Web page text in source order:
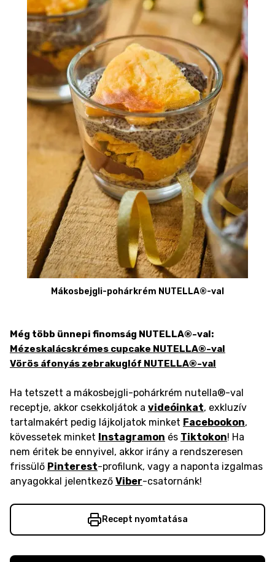
Mákosbejgli-pohárkrém NUTELLA®-val
Még több ünnepi finomság NUTELLA®-val:
Mézeskalácskrémes cupcake NUTELLA®-val
Vörös áfonyás zebrakuglóf NUTELLA®-val
Ha tetszett a mákosbejgli-pohárkrém nutella®-val
receptje, akkor csekkoljátok a videóinkat, exkluzív
tartalmakért pedig lájkoljatok minket Facebookon,
kövessetek minket Instagramon és Tiktokon! Ha
nem éritek be ennyivel, akkor irány a rendszeresen
frissülő Pinterest-profilunk, vagy a naponta izgalmas
anyagokkal jelentkező Viber-csatornánk!
Recept nyomtatása